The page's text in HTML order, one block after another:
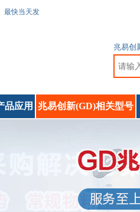
最快当天发
兆易创
品应用 兆易创新(GD)相关型号